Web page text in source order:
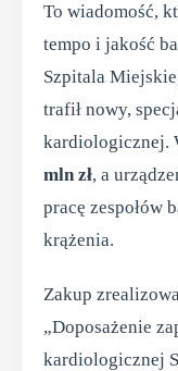
To wiadomość,
tempo i jakość
Szpitala
trafił nowy,
kardiologicznej.
mln zł, a
pracę zespołów
krążenia.
Zakup
„Doposażenie
kardiologicznej